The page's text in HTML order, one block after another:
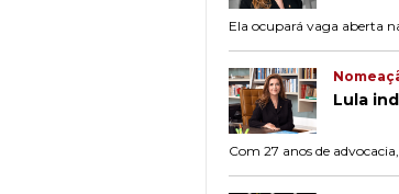
Ela ocupará vaga aberta
Lula
Com 27 anos de